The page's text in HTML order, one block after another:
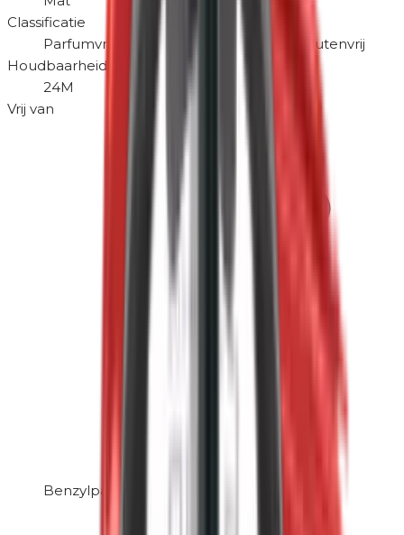
Classificatie
Parfumvrij
Hypoallergeen Dierproefvrij
Glutenvrij
Houdbaarheid na openen
24M
Vrij van
Benzylparabenen